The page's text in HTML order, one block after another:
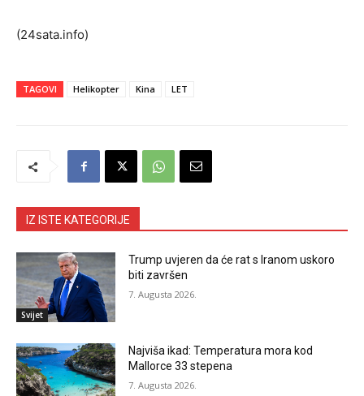
(24sata.info)
TAGOVI Helikopter Kina LET
IZ ISTE KATEGORIJE
Svijet
Trump uvjeren da će rat s Iranom uskoro
biti završen
7. Augusta 2026.
Najviša ikad: Temperatura mora kod
Mallorce 33 stepena
7. Augusta 2026.